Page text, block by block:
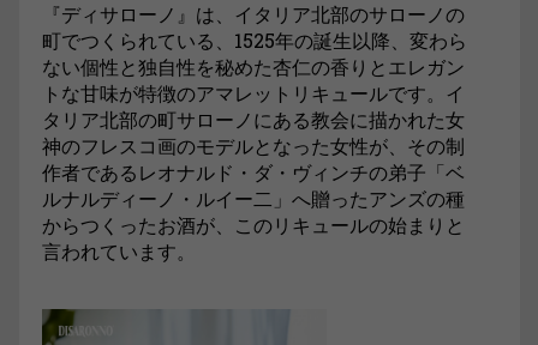
『ディサローノ』は、イタリア北部のサローノの
町でつくられている、1525年の誕生以降、変わら
ない個性と独自性を秘めた杏仁の香りとエレガン
トな甘味が特徴のアマレットリキュールです。イ
タリア北部の町サローノにある教会に描かれた女
神のフレスコ画のモデルとなった女性が、その制
作者であるレオナルド・ダ・ヴィンチの弟子「ベ
ルナルディーノ・ルイー二」へ贈ったアンズの種
からつくったお酒が、このリキュールの始まりと
言われています。